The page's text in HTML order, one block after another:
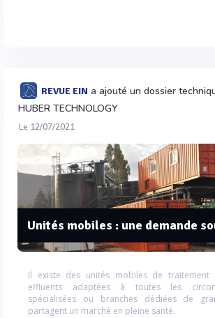
REVUE EIN a ajouté un dossier
HUBER TECHNOLOGY
Le 12/07/2021
Unités mobiles : une demande
Il existe des unités mobiles de traitement
effluents adaptées à toutes les
spécialisées ou branches dédiées de
partagent un marché en pleine santé.